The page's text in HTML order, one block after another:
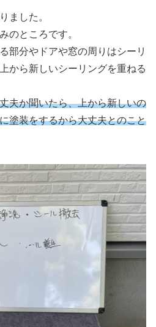
ました。
のところです。
部分やドアや窓の周りはシーリ
から新しいシーリングを重ねる
夫か聞いたら、上から新しいの
塗装をするから大丈夫とのこと